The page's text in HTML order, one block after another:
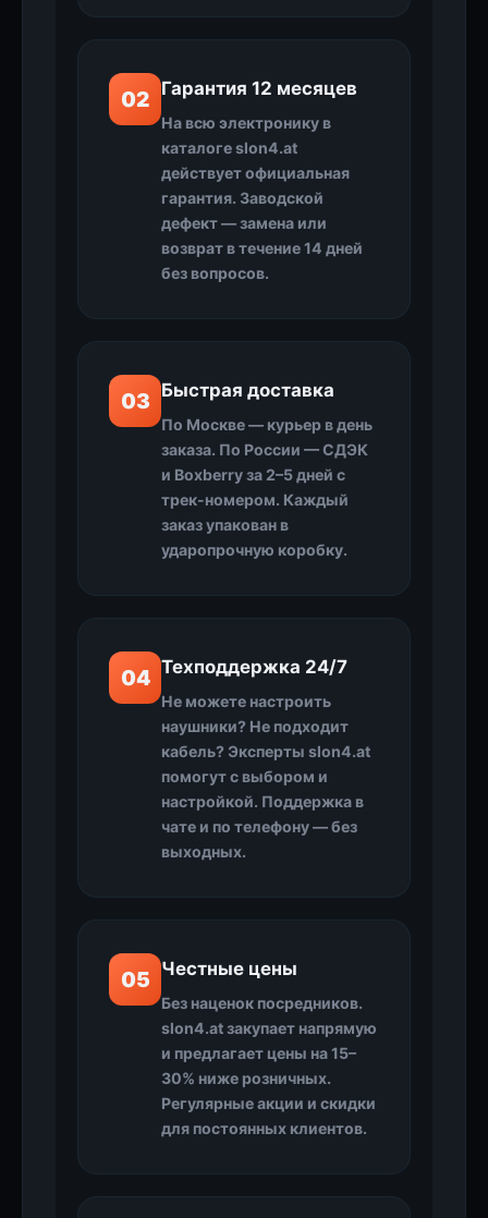
02 Гарантия 12 месяцев
На всю электронику в
каталоге slon4.at
действует официальная
гарантия. Заводской
дефект — замена или
возврат в течение 14 дней
без вопросов.
03 Быстрая доставка
По Москве — курьер в день
заказа. По России — СДЭК
и Boxberry за 2–5 дней с
трек-номером. Каждый
заказ упакован в
ударопрочную коробку.
04 Техподдержка 24/7
Не можете настроить
наушники? Не подходит
кабель? Эксперты slon4.at
помогут с выбором и
настройкой. Поддержка в
чате и по телефону — без
выходных.
05 Честные цены
Без наценок посредников.
slon4.at закупает напрямую
и предлагает цены на 15–
30% ниже розничных.
Регулярные акции и скидки
для постоянных клиентов.